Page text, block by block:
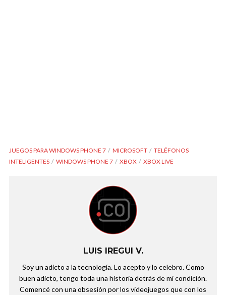
JUEGOS PARA WINDOWS PHONE 7 MICROSOFT
TELÉFONOS
INTELIGENTES
WINDOWS PHONE 7 XBOX XBOX LIVE
LUIS IREGUI V.
Soy un adicto a la tecnología. Lo acepto y lo celebro. Como
buen adicto, tengo toda una historia detrás de mi condición.
Comencé con una obsesión por los videojuegos que con los